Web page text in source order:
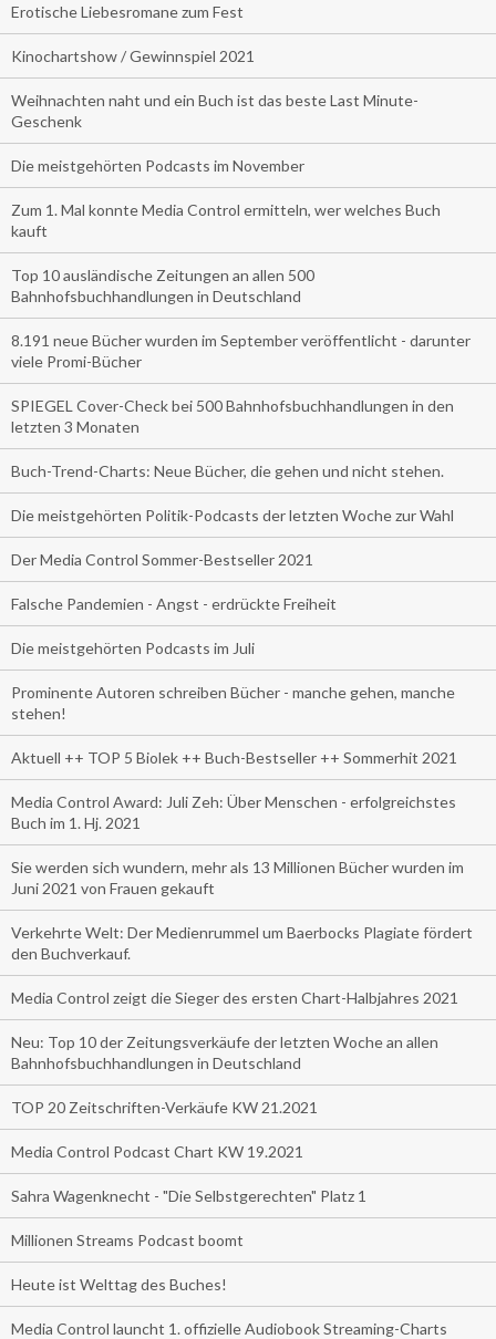
Erotische Liebesromane zum Fest
Kinochartshow / Gewinnspiel 2021
Weihnachten naht und ein Buch ist das beste Last Minute-
Geschenk
Die meistgehörten Podcasts im November
Zum 1. Mal konnte Media Control ermitteln, wer welches Buch
kauft
Top 10 ausländische Zeitungen an allen 500
Bahnhofsbuchhandlungen in Deutschland
8.191 neue Bücher wurden im September veröffentlicht - darunter
viele Promi-Bücher
SPIEGEL Cover-Check bei 500 Bahnhofsbuchhandlungen in den
letzten 3 Monaten
Buch-Trend-Charts: Neue Bücher, die gehen und nicht stehen.
Die meistgehörten Politik-Podcasts der letzten Woche zur Wahl
Der Media Control Sommer-Bestseller 2021
Falsche Pandemien - Angst - erdrückte Freiheit
Die meistgehörten Podcasts im Juli
Prominente Autoren schreiben Bücher - manche gehen, manche
stehen!
Aktuell ++ TOP 5 Biolek ++ Buch-Bestseller ++ Sommerhit 2021
Media Control Award: Juli Zeh: Über Menschen - erfolgreichstes
Buch im 1. Hj. 2021
Sie werden sich wundern, mehr als 13 Millionen Bücher wurden im
Juni 2021 von Frauen gekauft
Verkehrte Welt: Der Medienrummel um Baerbocks Plagiate fördert
den Buchverkauf.
Media Control zeigt die Sieger des ersten Chart-Halbjahres 2021
Neu: Top 10 der Zeitungsverkäufe der letzten Woche an allen
Bahnhofsbuchhandlungen in Deutschland
TOP 20 Zeitschriften-Verkäufe KW 21.2021
Media Control Podcast Chart KW 19.2021
Sahra Wagenknecht - "Die Selbstgerechten" Platz 1
Millionen Streams Podcast boomt
Heute ist Welttag des Buches!
Media Control launcht 1. offizielle Audiobook Streaming-Charts